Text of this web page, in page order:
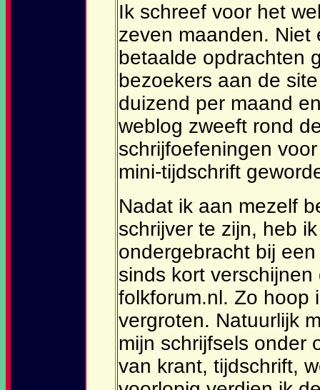
Ik schreef voor het
zeven maanden. Niet
betaalde opdrachten
bezoekers aan de
duizend per maand
weblog zweeft rond
schrijfoefeningen
mini-tijdschrift
Nadat ik aan mezelf
schrijver te zijn, heb
ondergebracht bij
sinds kort
folkforum.nl. Zo hoop
vergroten. Natuurlijk
mijn schrijfsels onder
van krant, tijdschrift,